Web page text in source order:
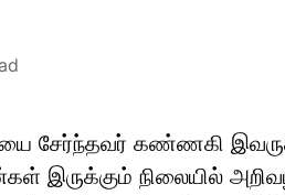
சேர்ந்தவர் கண்ணகி
இருக்கும் நிலையில்